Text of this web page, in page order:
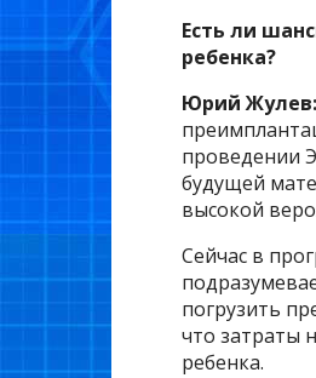
Есть ли
ребенка?
Юрий Жулев:
проведении
будущей
высокой
Сейчас в
погрузить
что затраты
ребенка.